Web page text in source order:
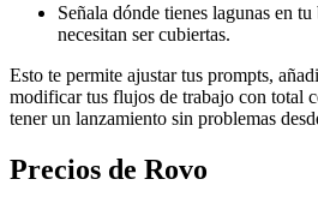
Señala dónde tienes lagunas en
necesitan ser cubiertas.
Esto te permite ajustar tus prompts,
modificar tus flujos de trabajo con total
tener un lanzamiento sin problemas
Precios de Rovo